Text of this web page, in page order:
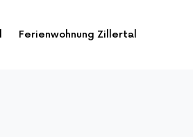
Ferienwohnung Zillertal